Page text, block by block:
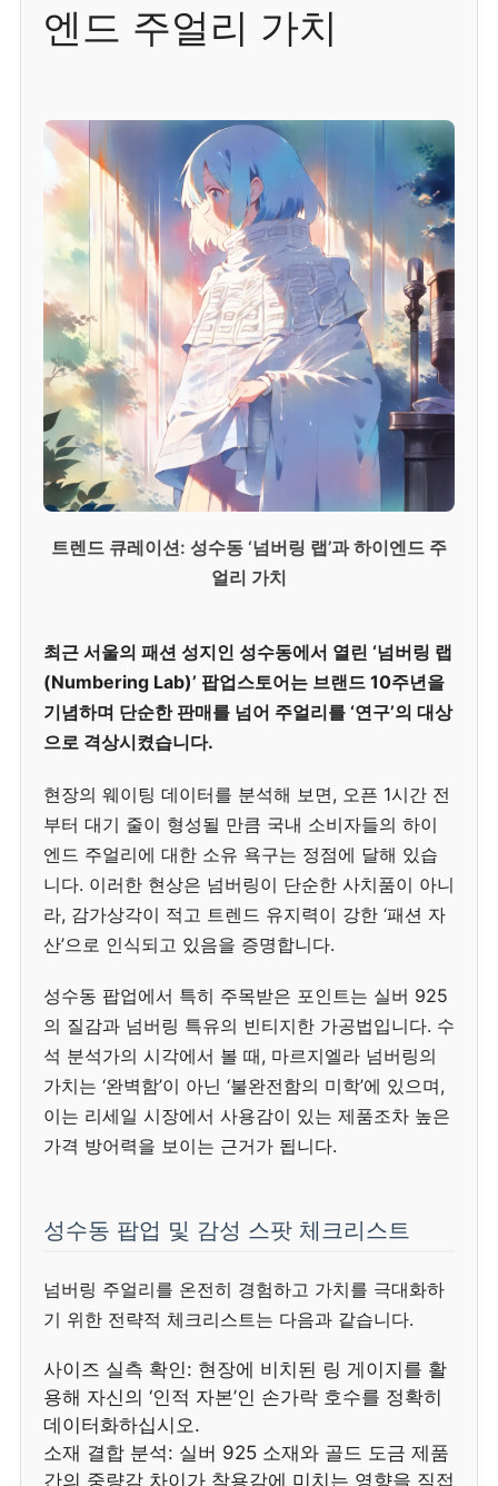
엔드 주얼리 가치
트렌드 큐레이션: 성수동 ‘넘버링 랩’과 하이엔드 주
얼리 가치
최근 서울의 패션 성지인 성수동에서 열린 ‘넘버링 랩
(Numbering Lab)’ 팝업스토어는 브랜드 10주년을
기념하며 단순한 판매를 넘어 주얼리를 ‘연구’의 대상
으로 격상시켰습니다.
현장의 웨이팅 데이터를 분석해 보면, 오픈 1시간 전
부터 대기 줄이 형성될 만큼 국내 소비자들의 하이
엔드 주얼리에 대한 소유 욕구는 정점에 달해 있습
니다. 이러한 현상은 넘버링이 단순한 사치품이 아니
라, 감가상각이 적고 트렌드 유지력이 강한 ‘패션 자
산’으로 인식되고 있음을 증명합니다.
성수동 팝업에서 특히 주목받은 포인트는 실버 925
의 질감과 넘버링 특유의 빈티지한 가공법입니다. 수
석 분석가의 시각에서 볼 때, 마르지엘라 넘버링의
가치는 ‘완벽함’이 아닌 ‘불완전함의 미학’에 있으며,
이는 리세일 시장에서 사용감이 있는 제품조차 높은
가격 방어력을 보이는 근거가 됩니다.
성수동 팝업 및 감성 스팟 체크리스트
넘버링 주얼리를 온전히 경험하고 가치를 극대화하
기 위한 전략적 체크리스트는 다음과 같습니다.
사이즈 실측 확인: 현장에 비치된 링 게이지를 활
용해 자신의 ‘인적 자본’인 손가락 호수를 정확히
데이터화하십시오.
소재 결합 분석: 실버 925 소재와 골드 도금 제품
간의 중량감 차이가 착용감에 미치는 영향을 직접